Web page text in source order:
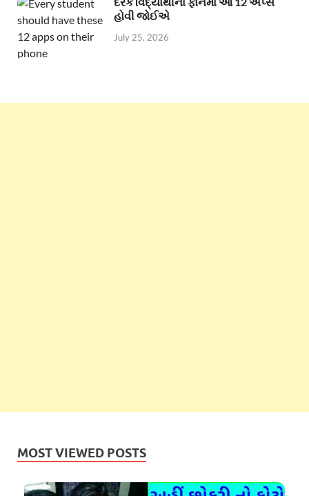
હોવી જોઈએ
July 25, 2026
MOST VIEWED POSTS